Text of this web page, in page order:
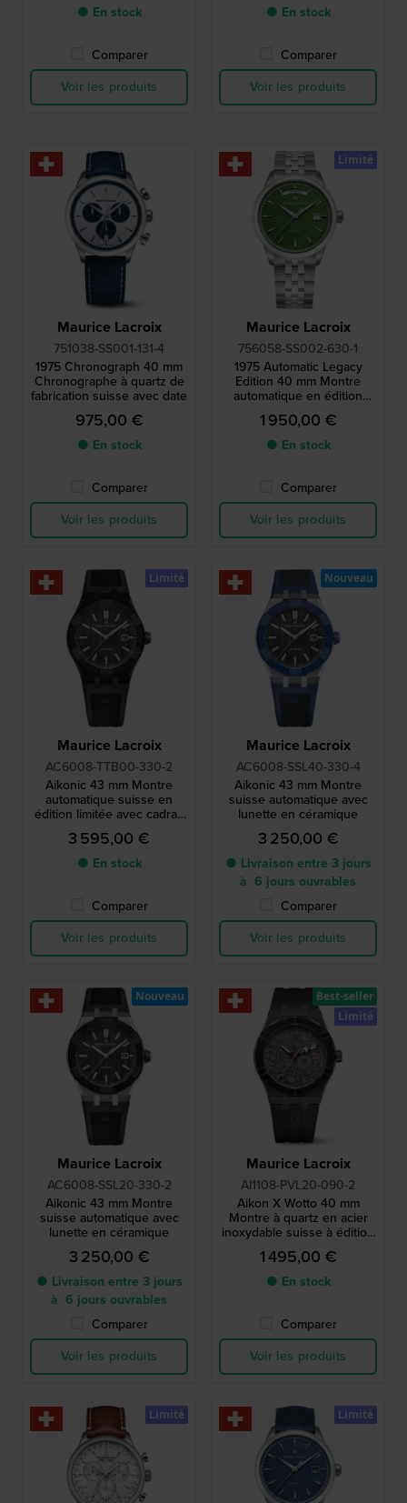
● En stock
Comparer
Voir les produits
● En stock
Comparer
Voir les produits
Maurice Lacroix
751038-SS001-131-4
1975 Chronograph 40 mm
Chronographe à quartz de
fabrication suisse avec date
975,00 €
● En stock
Comparer
Voir les produits
Maurice Lacroix
756058-SS002-630-1
1975 Automatic Legacy
Edition 40 mm Montre
automatique en édition
limitée de fabrication suisse
avec grande date de jour
1 950,00 €
● En stock
Comparer
Voir les produits
Limité
Maurice Lacroix
AC6008-TTB00-330-2
Aikonic 43 mm Montre
automatique suisse en
édition limitée avec cadran
en carbone et lunette en
céramique
3 595,00 €
● En stock
Comparer
Voir les produits
Limité
Maurice Lacroix
AC6008-SSL40-330-4
Aikonic 43 mm Montre
suisse automatique avec
lunette en céramique
3 250,00 €
● Livraison entre 3 jours
à 6 jours ouvrables
Comparer
Voir les produits
Nouveau
Maurice Lacroix
AC6008-SSL20-330-2
Aikonic 43 mm Montre
suisse automatique avec
lunette en céramique
3 250,00 €
● Livraison entre 3 jours
à 6 jours ouvrables
Comparer
Voir les produits
Nouveau
Maurice Lacroix
AI1108-PVL20-090-2
Aikon X Wotto 40 mm
Montre à quartz en acier
inoxydable suisse à édition
limitée avec cadran unique
1 495,00 €
● En stock
Comparer
Voir les produits
Best-seller
Limité
Limité Limité